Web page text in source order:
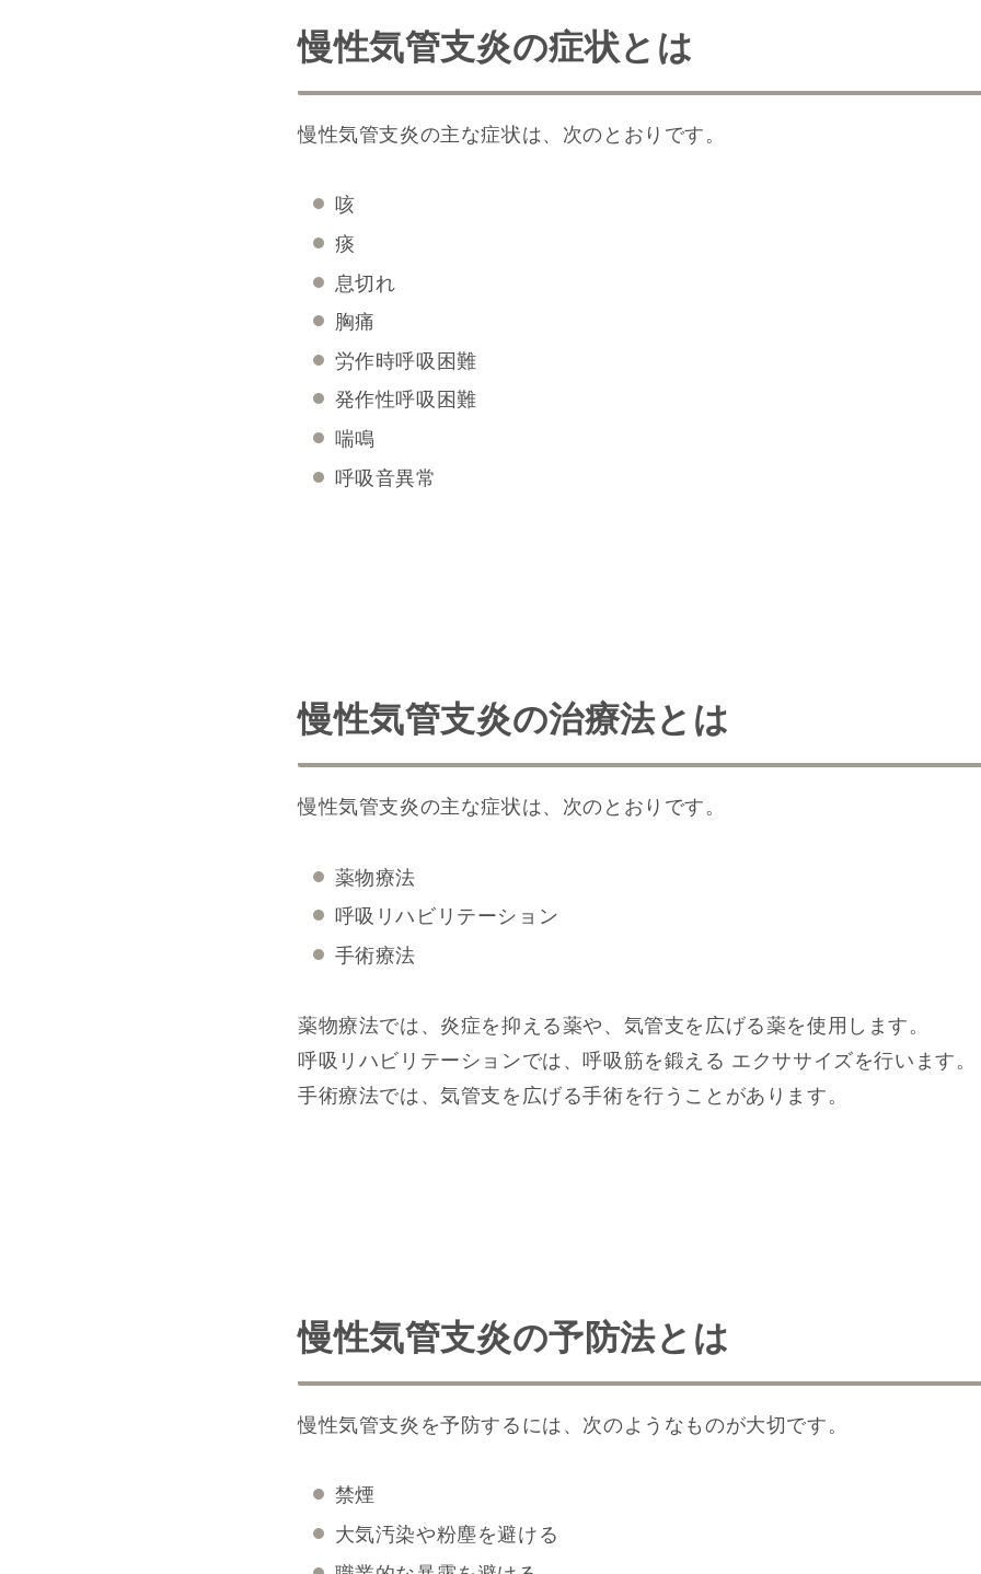
慢性気管支炎の症状とは
慢性気管支炎の主な症状は、次のとおりです。
咳
痰
息切れ
胸痛
労作時呼吸困難
発作性呼吸困難
喘鳴
呼吸音異常
慢性気管支炎の治療法とは
慢性気管支炎の主な症状は、次のとおりです。
薬物療法
呼吸リハビリテーション
手術療法
薬物療法では、炎症を抑える薬や、気管支を広げる薬を使用します。
呼吸リハビリテーションでは、呼吸筋を鍛える エクササイズを行います。
手術療法では、気管支を広げる手術を行うことがあります。
慢性気管支炎の予防法とは
慢性気管支炎を予防するには、次のようなものが大切です。
禁煙
大気汚染や粉塵を避ける